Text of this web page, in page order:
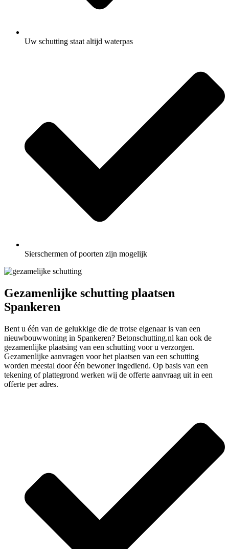
Uw schutting staat altijd waterpas
Sierschermen of poorten zijn mogelijk
Gezamenlijke schutting plaatsen
Spankeren
Bent u één van de gelukkige die de trotse eigenaar is van een
nieuwbouwwoning in Spankeren? Betonschutting.nl kan ook de
gezamenlijke plaatsing van een schutting voor u verzorgen.
Gezamenlijke aanvragen voor het plaatsen van een schutting
worden meestal door één bewoner ingediend. Op basis van een
tekening of plattegrond werken wij de offerte aanvraag uit in een
offerte per adres.